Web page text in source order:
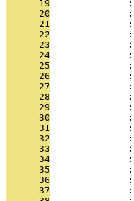
      19
      20
      21
      22
      23
      24
      25
      26
      27
      28
      29
      30
      31
      32
      33
      34
      35
      36
      37